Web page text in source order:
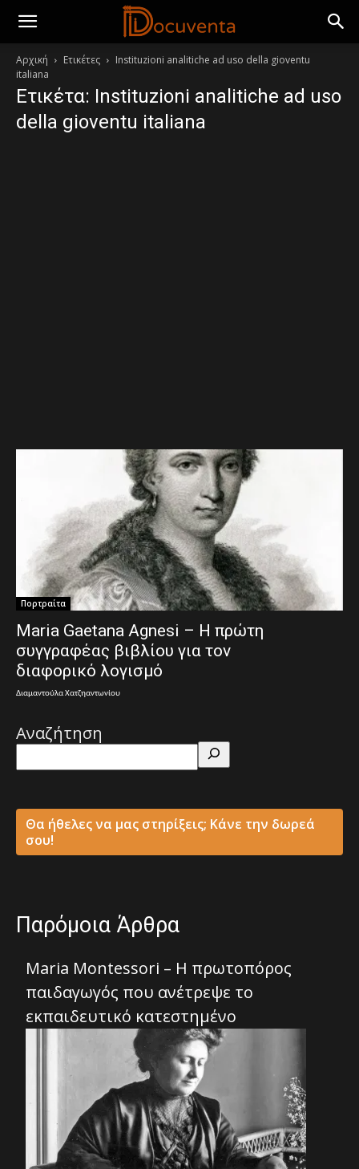
Αρχική Ετικέτες
Instituzioni analitiche ad uso della gioventu
italiana
Ετικέτα: Instituzioni analitiche ad uso
della gioventu italiana
Πορτραίτα
Maria Gaetana Agnesi – Η πρώτη
συγγραφέας βιβλίου για τον
διαφορικό λογισμό
Διαμαντούλα Χατζηαντωνίου
Αναζήτηση
Θα ήθελες να μας στηρίξεις; Κάνε την δωρεά
σου!
Παρόμοια Άρθρα
Maria Montessori – Η πρωτοπόρος
παιδαγωγός που ανέτρεψε το
εκπαιδευτικό κατεστημένο